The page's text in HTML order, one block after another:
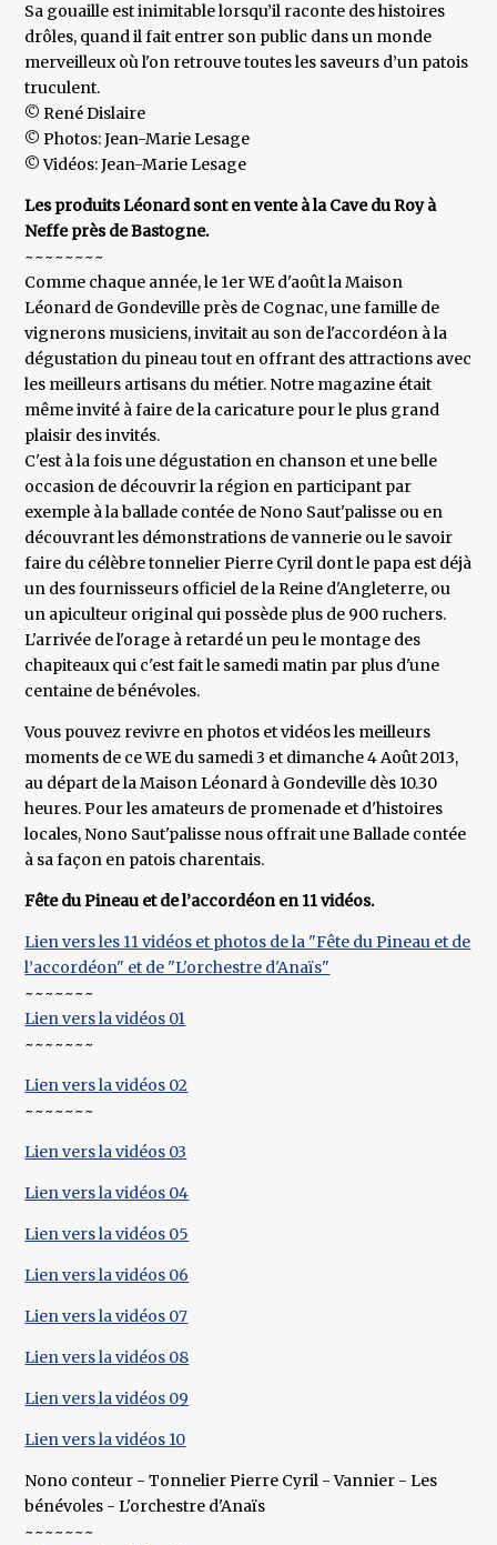
Sa gouaille est inimitable lorsqu’il raconte des histoires
drôles, quand il fait entrer son public dans un monde
merveilleux où l'on retrouve toutes les saveurs d’un patois
truculent.
© René Dislaire
© Photos: Jean-Marie Lesage
© Vidéos: Jean-Marie Lesage
Les produits Léonard sont en vente à la Cave du Roy à
Neffe près de Bastogne.
~~~~~~~~
Comme chaque année, le 1er WE d'août la Maison
Léonard de Gondeville près de Cognac, une famille de
vignerons musiciens, invitait au son de l'accordéon à la
dégustation du pineau tout en offrant des attractions avec
les meilleurs artisans du métier. Notre magazine était
même invité à faire de la caricature pour le plus grand
plaisir des invités.
C'est à la fois une dégustation en chanson et une belle
occasion de découvrir la région en participant par
exemple à la ballade contée de Nono Saut'palisse ou en
découvrant les démonstrations de vannerie ou le savoir
faire du célèbre tonnelier Pierre Cyril dont le papa est déjà
un des fournisseurs officiel de la Reine d'Angleterre, ou
un apiculteur original qui possède plus de 900 ruchers.
L'arrivée de l'orage à retardé un peu le montage des
chapiteaux qui c'est fait le samedi matin par plus d'une
centaine de bénévoles.
Vous pouvez revivre en photos et vidéos les meilleurs
moments de ce WE du samedi 3 et dimanche 4 Août 2013,
au départ de la Maison Léonard à Gondeville dès 10.30
heures. Pour les amateurs de promenade et d'histoires
locales, Nono Saut'palisse nous offrait une Ballade contée
à sa façon en patois charentais.
Fête du Pineau et de l’accordéon en 11 vidéos.
Lien vers les 11 vidéos et photos de la "Fête du Pineau et de
l’accordéon" et de "L'orchestre d'Anaïs"
~~~~~~~
Lien vers la vidéos 01
~~~~~~~
Lien vers la vidéos 02
~~~~~~~
Lien vers la vidéos 03
Lien vers la vidéos 04
Lien vers la vidéos 05
Lien vers la vidéos 06
Lien vers la vidéos 07
Lien vers la vidéos 08
Lien vers la vidéos 09
Lien vers la vidéos 10
Nono conteur - Tonnelier Pierre Cyril - Vannier - Les
bénévoles - L'orchestre d'Anaïs
~~~~~~~